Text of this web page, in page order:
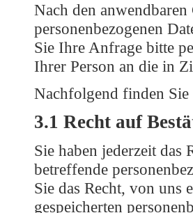
Nach den
personenbezogenen
Sie Ihre Anfrage bitte
Ihrer Person an die in
Nachfolgend finden
3.1 Recht auf
Sie haben jederzeit das
betreffende
Sie das Recht, von uns
gespeicherten